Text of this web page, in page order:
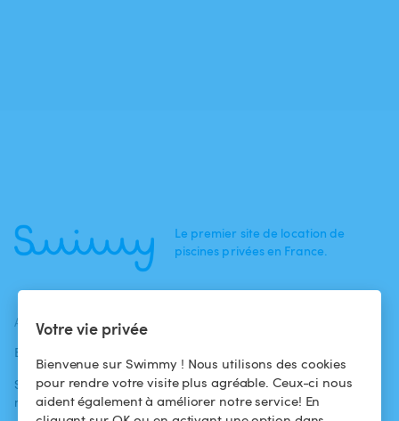
Votre vie privée
Bienvenue sur Swimmy ! Nous utilisons des cookies
pour rendre votre visite plus agréable. Ceux-ci nous
aident également à améliorer notre service! En
Le premier site de location de
piscines privées en France.
ACTUALITÉS
Blog
Swimmy dans les
médias
baigneurs
Pour les
Conditions
d'utilisation